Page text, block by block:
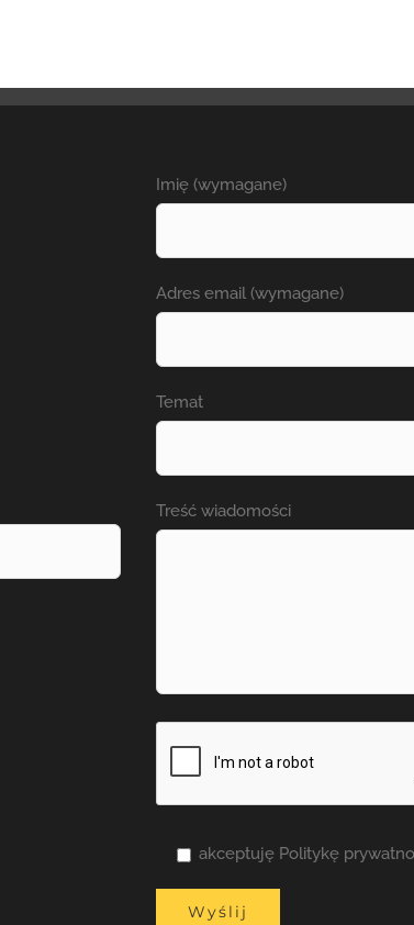
Imię (wymagane)
Adres email (wymagane)
Temat
Treść wiadomości
akceptuję Politykę